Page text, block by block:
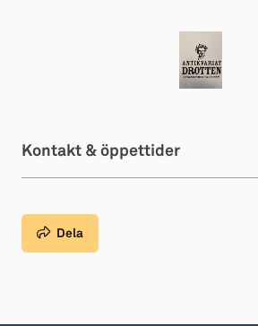
Kontakt & öppettider
Dela